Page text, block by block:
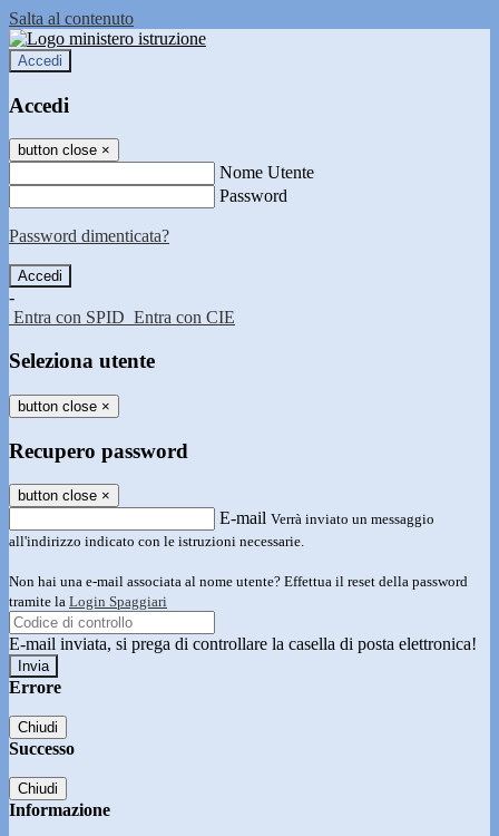
Salta al contenuto
Accedi
Accedi
button close ×
Nome Utente
Password
Password dimenticata?
-
Entra con SPID Entra con CIE
Seleziona utente
button close ×
Recupero password
button close ×
E-mail Verrà inviato un messaggio
all'indirizzo indicato con le istruzioni necessarie.
Non hai una e-mail associata al nome utente? Effettua il reset della password
tramite la Login Spaggiari
E-mail inviata, si prega di controllare la casella di posta elettronica!
Errore
Chiudi
Successo
Chiudi
Informazione